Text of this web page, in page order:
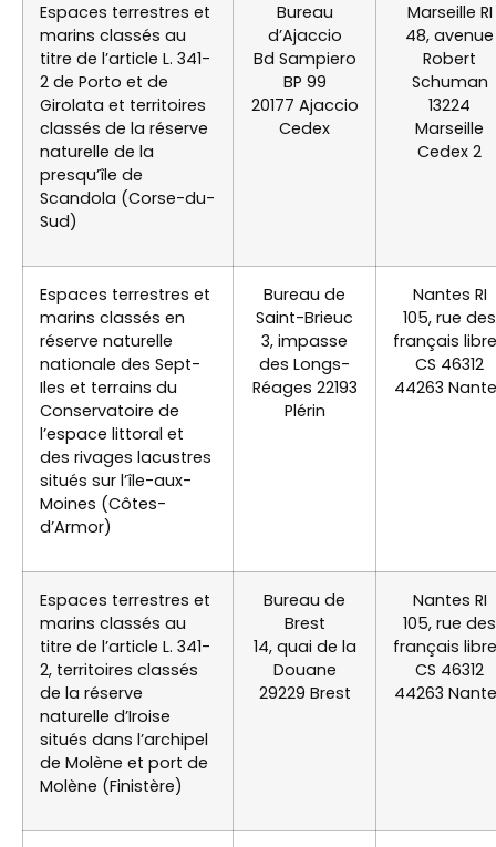
Espaces terrestres et
marins classés au
titre de l’article L. 341-
2 de Porto et de
Girolata et territoires
classés de la réserve
naturelle de la
presqu’île de
Scandola (Corse-du-
Sud)
Bureau
d’Ajaccio
Bd Sampiero
BP 99
20177 Ajaccio
Cedex
Marseille RI
48, avenue
Robert
Schuman
13224
Marseille
Cedex 2
Espaces terrestres et
marins classés en
réserve naturelle
nationale des Sept-
Iles et terrains du
Conservatoire de
l’espace littoral et
des rivages lacustres
situés sur l’île-aux-
Moines (Côtes-
d’Armor)
Bureau de
Saint-Brieuc
3, impasse
des Longs-
Réages 22193
Plérin
Nantes RI
105, rue des
français
CS 46312
44263
Espaces terrestres et
marins classés au
titre de l’article L. 341-
2, territoires classés
de la réserve
naturelle d’Iroise
situés dans l’archipel
de Molène et port de
Molène (Finistère)
Bureau de
Brest
14, quai de la
Douane
29229 Brest
Nantes RI
105, rue des
français
CS 46312
44263